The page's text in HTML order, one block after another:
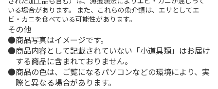
いる場合があります。 また、これらの魚介類は、エサとしてエ
ビ・カニを食べている可能性があります。
その他
商品写真はイメージです。
商品内容として記載されていない「小道具類」はお届け
する商品に含まれておりません。
商品の色は、ご覧になるパソコンなどの環境により、実
際と異なる場合があります。